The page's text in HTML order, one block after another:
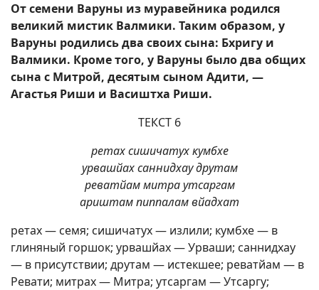
От семени Варуны из муравейника родился
великий мистик Валмики. Таким образом, у
Варуны родились два своих сына: Бхригу и
Валмики. Кроме того, у Варуны было два общих
сына с Митрой, десятым сыном Адити, —
Агастья Риши и Васиштха Риши.
ТЕКСТ 6
ретах сишичатух кумбхе
урвашйах саннидхау друтам
реватйам митра утсаргам
ариштам пиппалам вйадхат
ретах — семя; сишичатух — излили; кумбхе — в
глиняный горшок; урвашйах — Урваши; саннидхау
— в присутствии; друтам — истекшее; реватйам — в
Ревати; митрах — Митра; утсаргам — Утсаргу;